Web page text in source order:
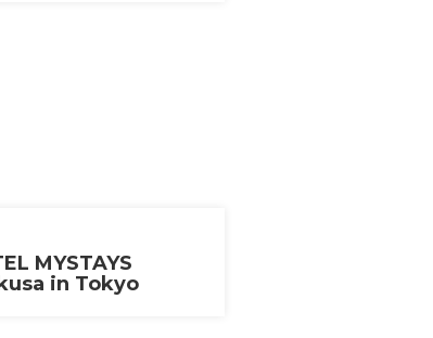
MYSTAYS
in Tokyo